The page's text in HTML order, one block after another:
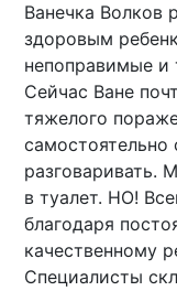
Ванечка Волков
здоровым
непоправимые и
Сейчас Ване
тяжелого
самостоятельно
разговаривать.
в туалет. НО!
благодаря
качественному
Специалисты